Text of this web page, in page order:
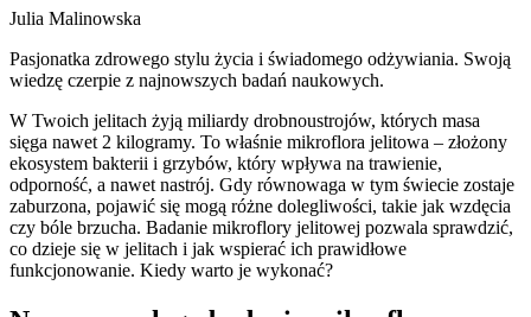
Julia Malinowska
Pasjonatka zdrowego stylu życia i świadomego odżywiania. Swoją
wiedzę czerpie z najnowszych badań naukowych.
W Twoich jelitach żyją miliardy drobnoustrojów, których masa
sięga nawet 2 kilogramy. To właśnie mikroflora jelitowa – złożony
ekosystem bakterii i grzybów, który wpływa na trawienie,
odporność, a nawet nastrój. Gdy równowaga w tym świecie zostaje
zaburzona, pojawić się mogą różne dolegliwości, takie jak wzdęcia
czy bóle brzucha. Badanie mikroflory jelitowej pozwala sprawdzić,
co dzieje się w jelitach i jak wspierać ich prawidłowe
funkcjonowanie. Kiedy warto je wykonać?